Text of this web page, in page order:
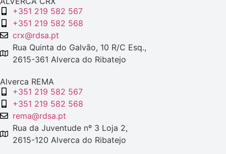
+351 219 582 567
+351 219 582 568
crx@rdsa.pt
Rua Quinta do Galvão, 10 R/C Esq.,
2615-361 Alverca do Ribatejo
Alverca REMA
+351 219 582 567
+351 219 582 568
rema@rdsa.pt
Rua da Juventude nº 3 Loja 2,
2615-120 Alverca do Ribatejo